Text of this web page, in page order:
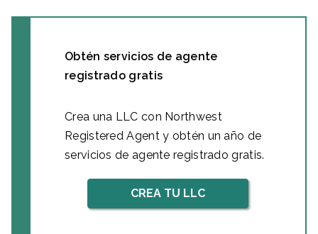
Obtén servicios de agente
registrado gratis
Crea una LLC con Northwest
Registered Agent y obtén un año de
servicios de agente registrado gratis.
CREA TU LLC